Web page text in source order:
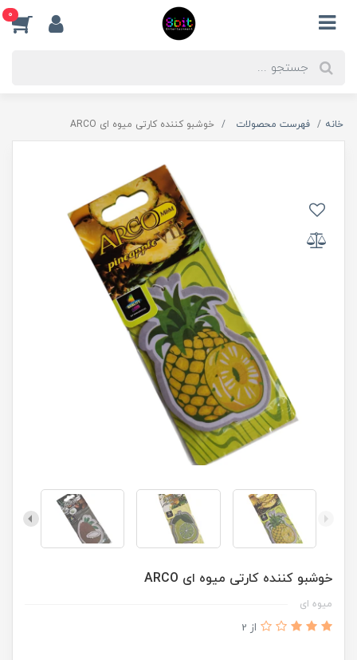
0
خانه فهرست محصولات خوشبو کننده کارتی میوه ای ARCO
خوشبو کننده کارتی میوه ای ARCO
میوه ای
از 2